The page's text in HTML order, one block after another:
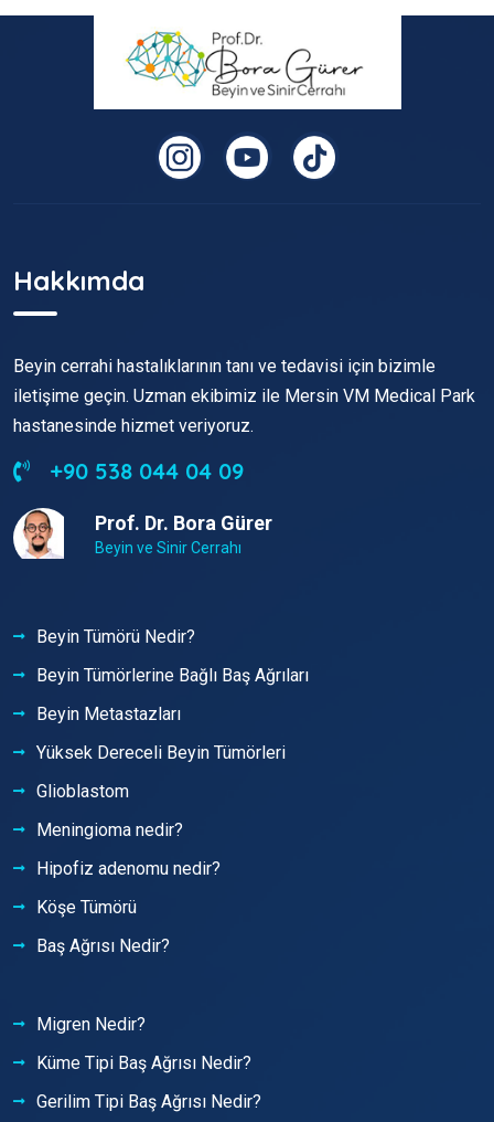
Hakkımda
Beyin cerrahi hastalıklarının tanı ve tedavisi için bizimle
iletişime geçin. Uzman ekibimiz ile Mersin VM Medical Park
hastanesinde hizmet veriyoruz.
+90 538 044 04 09
Prof. Dr. Bora Gürer
Beyin ve Sinir Cerrahı
Beyin Tümörü Nedir?
Beyin Tümörlerine Bağlı Baş Ağrıları
Beyin Metastazları
Yüksek Dereceli Beyin Tümörleri
Glioblastom
Meningioma nedir?
Hipofiz adenomu nedir?
Köşe Tümörü
Baş Ağrısı Nedir?
Migren Nedir?
Küme Tipi Baş Ağrısı Nedir?
Gerilim Tipi Baş Ağrısı Nedir?